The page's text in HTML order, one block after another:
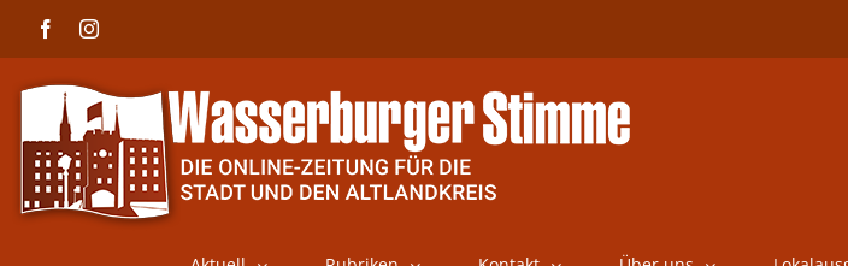
FacebookInstagram